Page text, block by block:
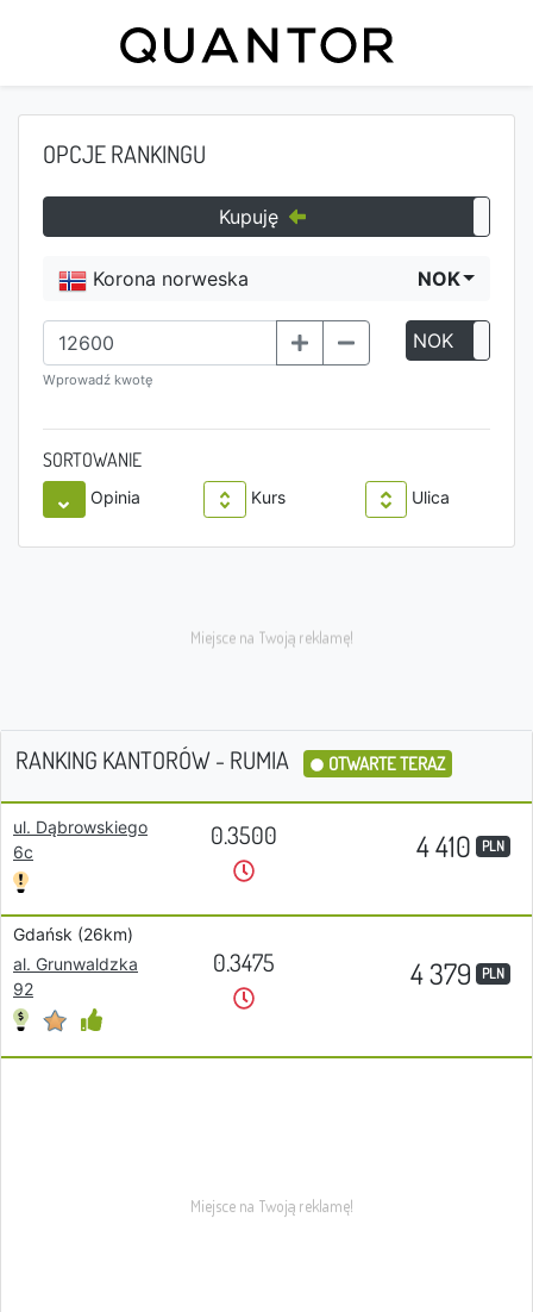
OPCJE RANKINGU
Kupuję
Korona norweska NOK
Wprowadź kwotę
NOK
SORTOWANIE
Opinia Kurs Ulica
RANKING KANTORÓW - RUMIA OTWARTE TERAZ
ul. Dąbrowskiego
6c
0.3500 4 410 PLN
Gdańsk (26km)
al. Grunwaldzka
92
0.3475 4 379 PLN